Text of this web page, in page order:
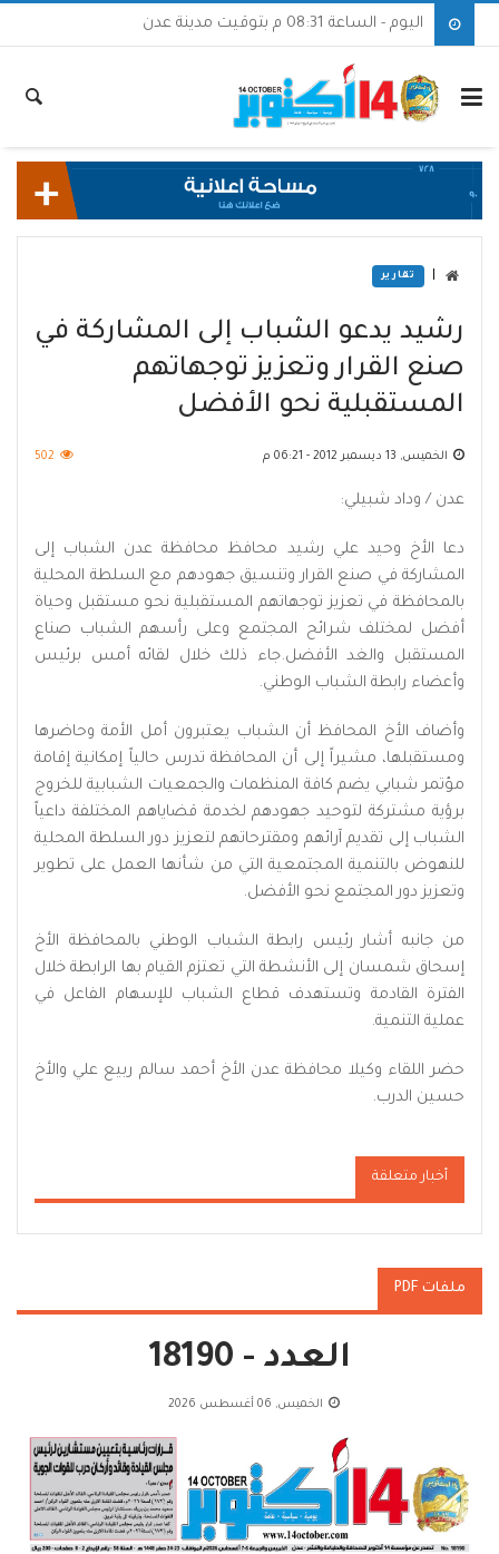
اليوم - الساعة 08:31 م بتوقيت مدينة عدن
تقارير
رشيد يدعو الشباب إلى المشاركة في
صنع القرار وتعزيز توجهاتهم
المستقبلية نحو الأفضل
الخميس, 13 ديسمبر 2012 - 06:21 م 502
عدن / وداد شبيلي:
دعا الأخ وحيد علي رشيد محافظ محافظة عدن الشباب إلى
المشاركة في صنع القرار وتنسيق جهودهم مع السلطة المحلية
بالمحافظة في تعزيز توجهاتهم المستقبلية نحو مستقبل وحياة
أفضل لمختلف شرائح المجتمع وعلى رأسهم الشباب صناع
المستقبل والغد الأفضل.جاء ذلك خلال لقائه أمس برئيس
وأعضاء رابطة الشباب الوطني.
وأضاف الأخ المحافظ أن الشباب يعتبرون أمل الأمة وحاضرها
ومستقبلها، مشيراً إلى أن المحافظة تدرس حالياً إمكانية إقامة
مؤتمر شبابي يضم كافة المنظمات والجمعيات الشبابية للخروج
برؤية مشتركة لتوحيد جهودهم لخدمة قضاياهم المختلفة داعياً
الشباب إلى تقديم آرائهم ومقترحاتهم لتعزيز دور السلطة المحلية
للنهوض بالتنمية المجتمعية التي من شأنها العمل على تطوير
وتعزيز دور المجتمع نحو الأفضل.
من جانبه أشار رئيس رابطة الشباب الوطني بالمحافظة الأخ
إسحاق شمسان إلى الأنشطة التي تعتزم القيام بها الرابطة خلال
الفترة القادمة وتستهدف قطاع الشباب للإسهام الفاعل في
عملية التنمية.
حضر اللقاء وكيلا محافظة عدن الأخ أحمد سالم ربيع علي والأخ
حسين الدرب.
أخبار متعلقة
ملفات PDF
العدد - 18190
الخميس, 06 أغسطس 2026